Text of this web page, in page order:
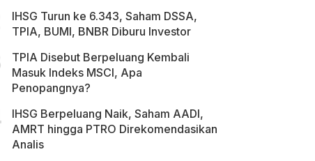
IHSG Turun ke 6.343, Saham DSSA,
TPIA, BUMI, BNBR Diburu Investor
TPIA Disebut Berpeluang Kembali
Masuk Indeks MSCI, Apa
Penopangnya?
IHSG Berpeluang Naik, Saham AADI,
AMRT hingga PTRO Direkomendasikan
Analis